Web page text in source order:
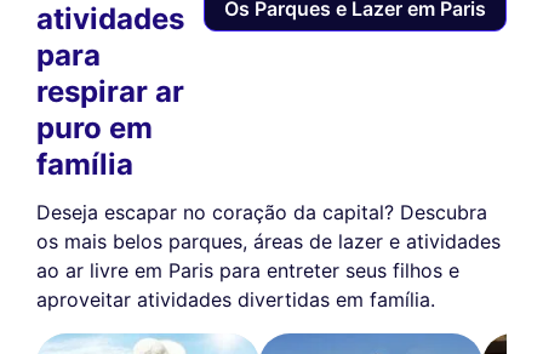
publicitários que lhe são apresentados. Pode aceitar, rejeitar ou gerir
as suas preferências a qualquer momento.
Consentimentos certificados por
Nunca!
atividades
para
respirar ar
puro em
família
Os Parques e Lazer em Paris
Deseja escapar no coração da capital? Descubra
os mais belos parques, áreas de lazer e atividades
ao ar livre em Paris para entreter seus filhos e
aproveitar atividades divertidas em família.